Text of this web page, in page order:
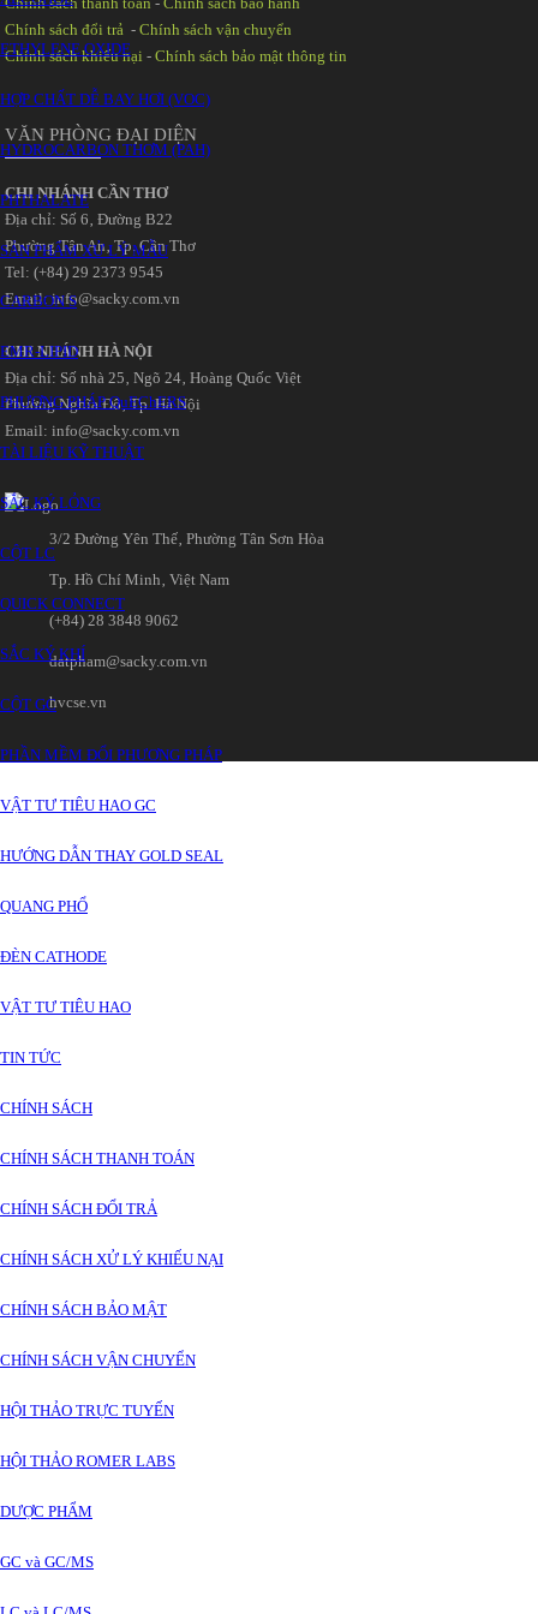
ETHYLENE OXIDE
HỢP CHẤT DỄ BAY HƠI (VOC)
HYDROCARBON THƠM (PAH)
PHTHALATE
SẢN PHẨM XỬ LÝ MẪU
CARBON S
EMR-LIPID
PHƯƠNG PHÁP QuEChERS
TÀI LIỆU KỸ THUẬT
SẮC KÝ LỎNG
CỘT LC
QUICK CONNECT
SẮC KÝ KHÍ
CỘT GC
PHẦN MỀM ĐỔI PHƯƠNG PHÁP
VẬT TƯ TIÊU HAO GC
HƯỚNG DẪN THAY GOLD SEAL
QUANG PHỔ
ĐÈN CATHODE
VẬT TƯ TIÊU HAO
TIN TỨC
CHÍNH SÁCH
CHÍNH SÁCH THANH TOÁN
CHÍNH SÁCH ĐỔI TRẢ
CHÍNH SÁCH XỬ LÝ KHIẾU NẠI
CHÍNH SÁCH BẢO MẬT
CHÍNH SÁCH VẬN CHUYỂN
HỘI THẢO TRỰC TUYẾN
HỘI THẢO ROMER LABS
DƯỢC PHẨM
GC và GC/MS
Chính sách đổi trả -Chính sách vận chuyển
Chính sách khiếu nại -Chính sách bảo mật thông tin
VĂN PHÒNG ĐẠI DIỆN
CHI NHÁNH CẦN THƠ
Địa chỉ: Số 6‚ Đường B22
Phường Tân An‚ Tp. Cần Thơ
Tel: (+84) 29 2373 9545
Email: info@sacky.com.vn
CHI NHÁNH HÀ NỘI
Địa chỉ: Số nhà 25‚ Ngõ 24‚ Hoàng Quốc Việt
Phường Nghĩa Đô‚ Tp. Hà Nội
Email: info@sacky.com.vn
3/2 Đường Yên Thế‚ Phường Tân Sơn Hòa
Tp. Hồ Chí Minh‚ Việt Nam
(+84) 28 3848 9062
datpham@sacky.com.vn
hvcse.vn